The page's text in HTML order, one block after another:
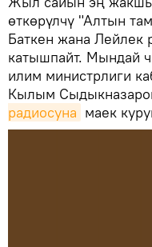
өткөрүлчү "Алтын
Баткен жана Лейлек
катышпайт. Мындай
илим министрлиги
Кылым
радиосуна маек